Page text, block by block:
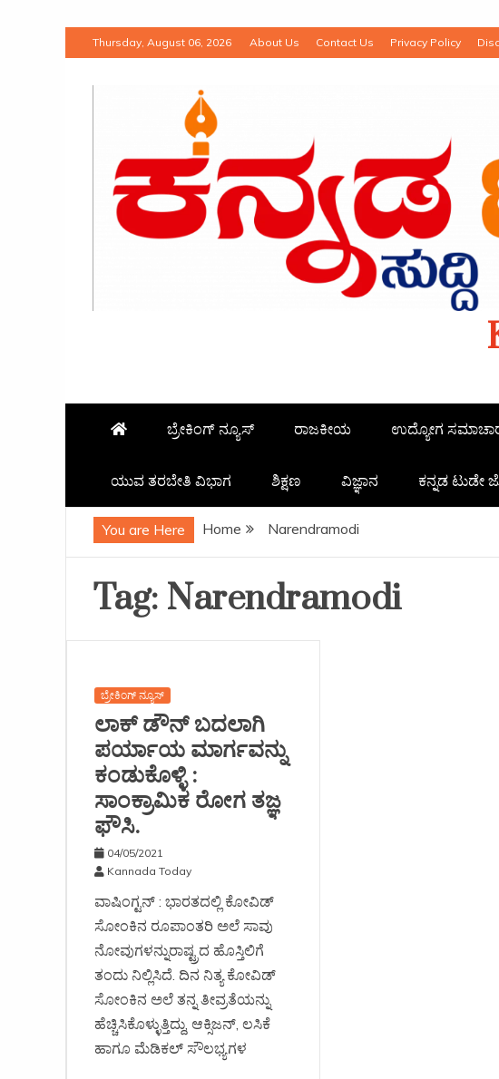
Thursday, August 06, 2026 About Us Contact Us Privacy Policy
ಬ್ರೇಕಿಂಗ್ ನ್ಯೂಸ್ ರಾಜಕೀಯ ಉದ್ಯೋಗ
ಯುವ ತರಬೇತಿ ವಿಭಾಗ ಶಿಕ್ಷಣ ವಿಜ್ಞಾನ ಕನ್ನಡ ಟುಡೇ
You are Here Home Narendramodi
Tag: Narendramodi
ಬ್ರೇಕಿಂಗ್ ನ್ಯೂಸ್
ಲಾಕ್ ಡೌನ್ ಬದಲಾಗಿ
ಪರ್ಯಾಯ ಮಾರ್ಗವನ್ನು
ಕಂಡುಕೊಳ್ಳಿ :
ಸಾಂಕ್ರಾಮಿಕ ರೋಗ ತಜ್ಞ
ಫೌಸಿ.
04/05/2021
Kannada Today
ವಾಷಿಂಗ್ಟನ್ : ಭಾರತದಲ್ಲಿ ಕೋವಿಡ್
ಸೋಂಕಿನ ರೂಪಾಂತರಿ ಅಲೆ ಸಾವು
ನೋವುಗಳನ್ನುರಾಷ್ಟ್ರದ ಹೊಸ್ತಿಲಿಗೆ
ತಂದು ನಿಲ್ಲಿಸಿದೆ. ದಿನ ನಿತ್ಯ ಕೋವಿಡ್
ಸೋಂಕಿನ ಅಲೆ ತನ್ನ ತೀವ್ರತೆಯನ್ನು
ಹೆಚ್ಚಿಸಿಕೊಳ್ಳುತ್ತಿದ್ದು, ಆಕ್ಸಿಜನ್, ಲಸಿಕೆ
ಹಾಗೂ ಮೆಡಿಕಲ್ ಸೌಲಭ್ಯಗಳ